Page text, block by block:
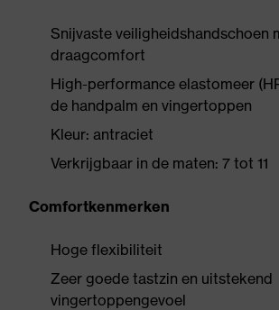
Snijvaste veiligheidshandschoen
draagcomfort
High-performance elastomeer
de handpalm en vingertoppen
Kleur: antraciet
Verkrijgbaar in de maten: 7 tot 11
Comfortkenmerken
Hoge flexibiliteit
Zeer goede tastzin en uitstekend
vingertoppengevoel